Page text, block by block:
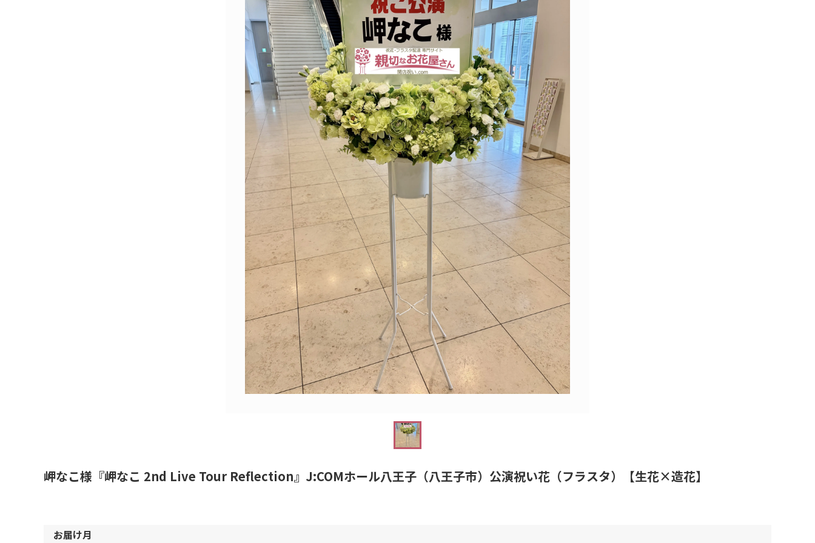
岬なこ様『岬なこ 2nd Live Tour Reflection』J:COMホール八王子（八王子市）公演祝い花（フラスタ）【生花×造花】
お届け月